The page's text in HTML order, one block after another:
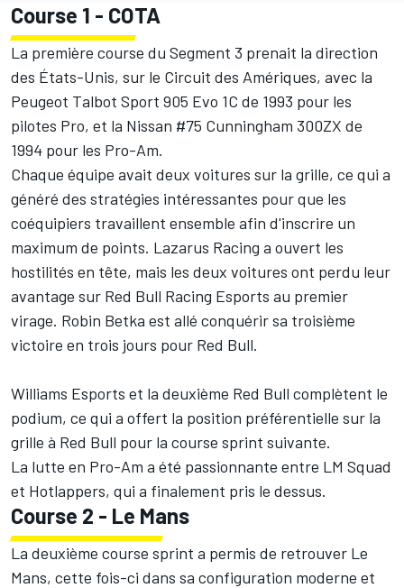
Course 1 - COTA
La première course du Segment 3 prenait la direction
des États-Unis, sur le Circuit des Amériques, avec la
Peugeot Talbot Sport 905 Evo 1C de 1993 pour les
pilotes Pro, et la Nissan #75 Cunningham 300ZX de
1994 pour les Pro-Am.
Chaque équipe avait deux voitures sur la grille, ce qui a
généré des stratégies intéressantes pour que les
coéquipiers travaillent ensemble afin d'inscrire un
maximum de points. Lazarus Racing a ouvert les
hostilités en tête, mais les deux voitures ont perdu leur
avantage sur Red Bull Racing Esports au premier
virage. Robin Betka est allé conquérir sa troisième
victoire en trois jours pour Red Bull.
Williams Esports et la deuxième Red Bull complètent le
podium, ce qui a offert la position préférentielle sur la
grille à Red Bull pour la course sprint suivante.
La lutte en Pro-Am a été passionnante entre LM Squad
et Hotlappers, qui a finalement pris le dessus.
Course 2 - Le Mans
La deuxième course sprint a permis de retrouver Le
Mans, cette fois-ci dans sa configuration moderne et